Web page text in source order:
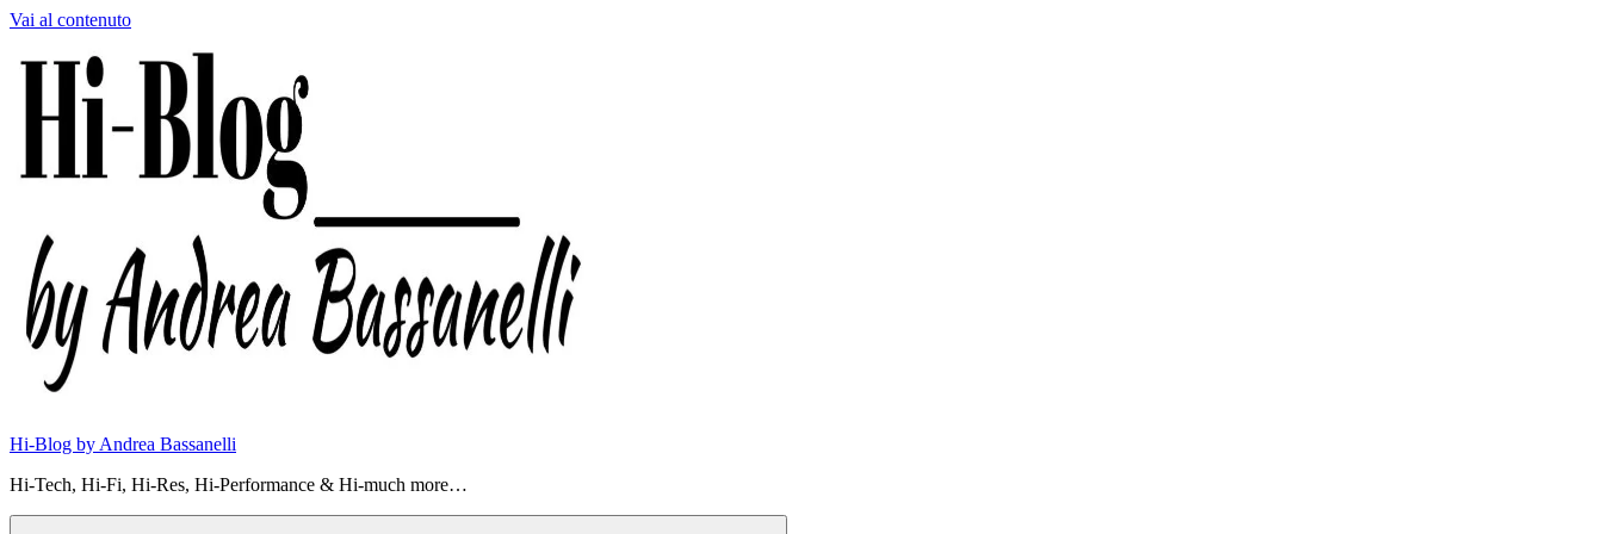
Vai al contenuto
Hi-Blog by Andrea Bassanelli
Hi-Tech, Hi-Fi, Hi-Res, Hi-Performance & Hi-much more…